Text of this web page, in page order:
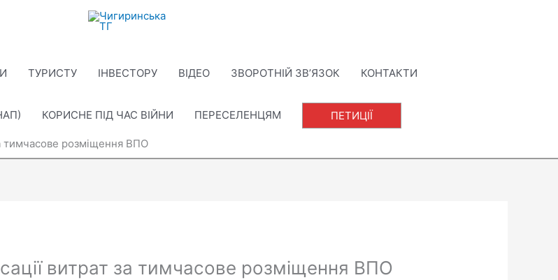
ТУРИСТУ ІНВЕСТОРУ ВІДЕО ЗВОРОТНІЙ ЗВ’ЯЗОК КОНТАКТИ
КОРИСНЕ ПІД ЧАС ВІЙНИ ПЕРЕСЕЛЕНЦЯМ ПЕТИЦІЇ
тимчасове розміщення ВПО
витрат за тимчасове розміщення ВПО